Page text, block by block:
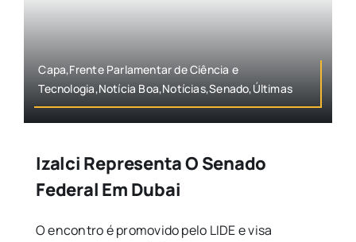
Capa,Frente Parlamentar de Ciência e
Tecnologia,Notícia Boa,Notícias,Senado,Últimas
Izalci Representa O Senado
Federal Em Dubai
O encontro é promovido pelo LIDE e visa